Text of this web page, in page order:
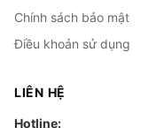
Chính sách bảo mật
Điều khoản sử dụng
LIÊN HỆ
Hotline: